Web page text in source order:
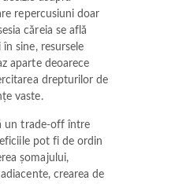
repercusiuni doar
căreia se află
sine, resursele
aparte deoarece
drepturilor de
vaste.
un trade-off între
pot fi de ordin
șomajului,
crearea de